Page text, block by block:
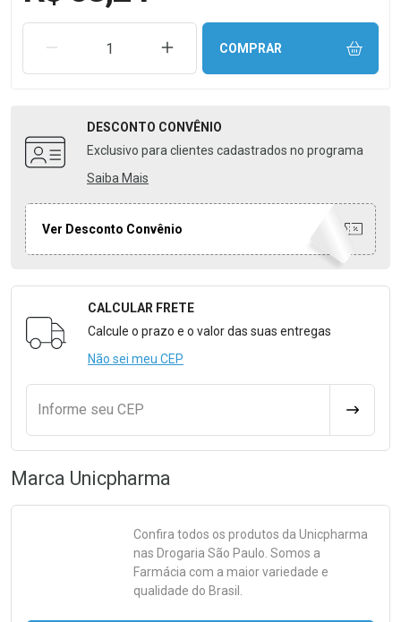
REMOVER UMA UNIDADEAUMENTAR UMA UNIDADE
COMPRAR
DESCONTO CONVÊNIO
Exclusivo para clientes cadastrados no programa
Saiba Mais
Ver Desconto Convênio
Formulário para Calcular o Frete
CALCULAR FRETE
Calcule o prazo e o valor das suas entregas
Não sei meu CEP
Informe seu CEP
Marca Unicpharma
Confira todos os produtos da Unicpharma
nas Drogaria São Paulo. Somos a
Farmácia com a maior variedade e
qualidade do Brasil.